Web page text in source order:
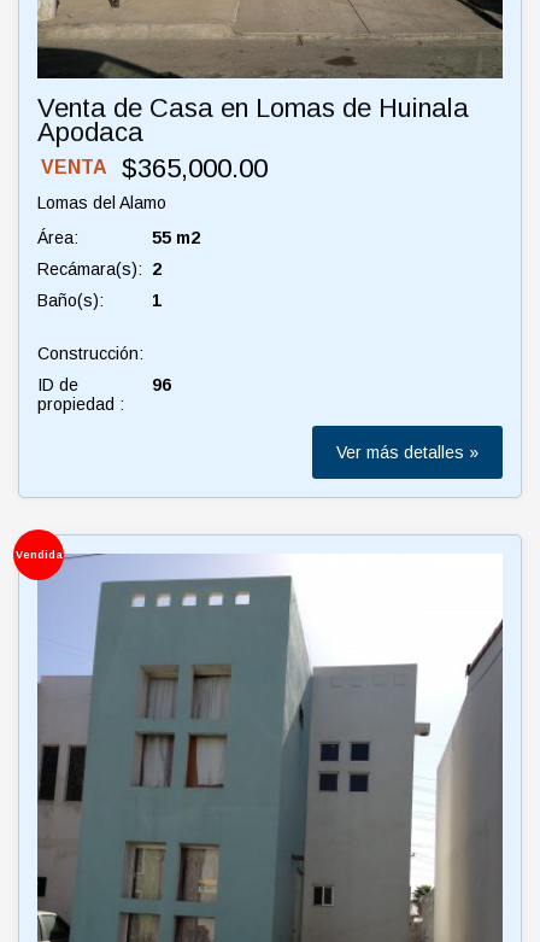
Venta de Casa en Lomas de Huinala
Apodaca
VENTA $365,000.00
Lomas del Alamo
Área:
55 m2
Recámara(s):
2
Baño(s):
1
Construcción:
ID de
propiedad :
96
Ver más detalles »
Vendida